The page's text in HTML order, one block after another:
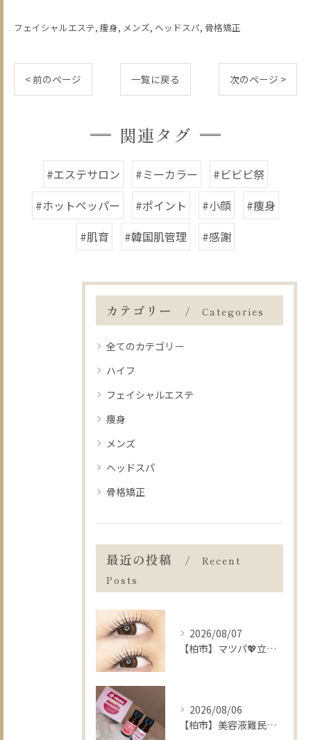
フェイシャルエステ 痩身 メンズ ヘッドスパ 骨格矯正
< 前のページ 一覧に戻る 次のページ >
関連タグ
#エステサロン #ミーカラー
#ビビビ祭
#ホットペッパー
#ポイント #小顔
#痩身
#肌育
#韓国肌管理 #感謝
カテゴリー Categories
全てのカテゴリー
ハイフ
フェイシャルエステ
痩身
メンズ
ヘッドスパ
骨格矯正
最近の投稿
Recent
Posts
2026/08/07
【柏市】マツパ💖立ち上げ❔カール❔迷った時の選び方🧸🍒
2026/08/06
【柏市】美容液難民に朗報💡まつ毛の土台から整えるケア👀✨